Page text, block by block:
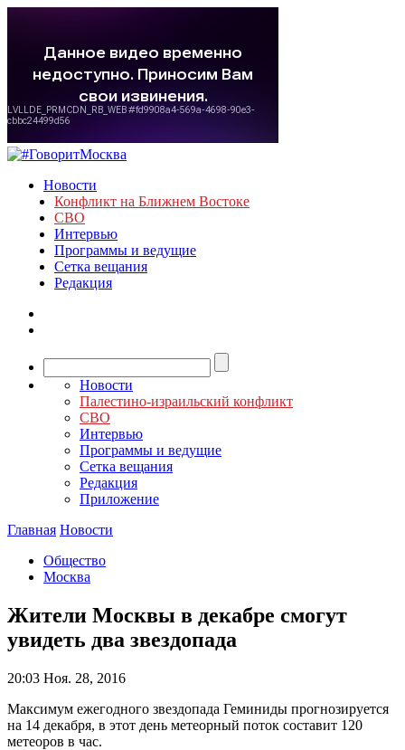
Новости
Конфликт на Ближнем Востоке
СВО
Интервью
Программы и ведущие
Сетка вещания
Редакция
Новости
Палестино-израильский конфликт
СВО
Интервью
Программы и ведущие
Сетка вещания
Редакция
Приложение
Главная Новости
Общество
Москва
Жители Москвы в декабре смогут
увидеть два звездопада
20:03 Ноя. 28, 2016
Максимум ежегодного звездопада Геминиды прогнозируется
на 14 декабря, в этот день метеорный поток составит 120
метеоров в час.